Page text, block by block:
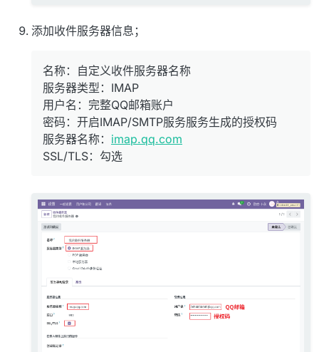
添加收件服务器信息；
名称：自定义收件服务器名称
服务器类型：IMAP
用户名：完整QQ邮箱账户
密码：开启IMAP/SMTP服务服务生成的授权码
服务器名称： imap.qq.com
SSL/TLS：勾选